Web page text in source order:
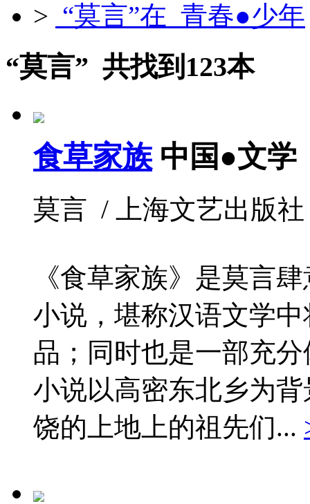
> “莫言”在 青春●少年
“莫言” 共找到123本
食草家族 中国●文学
莫言 / 上海文艺出版
《食草家族》是莫言
小说，堪称汉语文学
品；同时也是一部充
小说以高密东北乡为
饶的上地上的祖先们...